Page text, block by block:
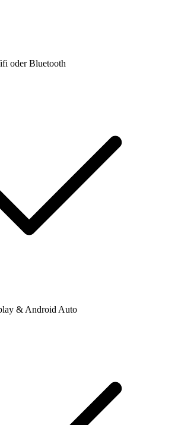
oder Bluetooth
& Android Auto